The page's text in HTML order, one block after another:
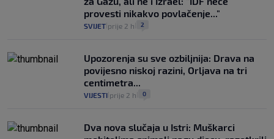
provesti nikakvo povlačenje..."
SVIJET prije 2 h 2
Upozorenja su sve ozbiljnija: Drava na
povijesno niskoj razini, Orljava na tri
centimetra...
VIJESTI prije 2 h 0
Dva nova slučaja u Istri: Muškarci